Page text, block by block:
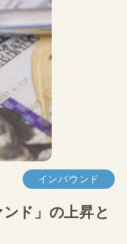
インバウンド
ド」の上昇と